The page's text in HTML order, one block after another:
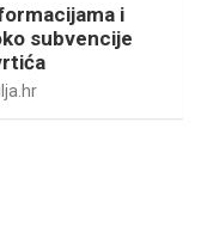
i
subvencije